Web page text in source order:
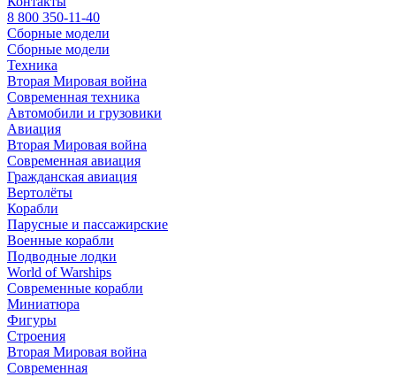
8 800 350-11-40
Сборные модели
Сборные модели
Техника
Вторая Мировая война
Современная техника
Автомобили и грузовики
Авиация
Вторая Мировая война
Современная авиация
Гражданская авиация
Вертолёты
Корабли
Парусные и пассажирские
Военные корабли
Подводные лодки
World of Warships
Современные корабли
Миниатюра
Фигуры
Строения
Вторая Мировая война
Современная